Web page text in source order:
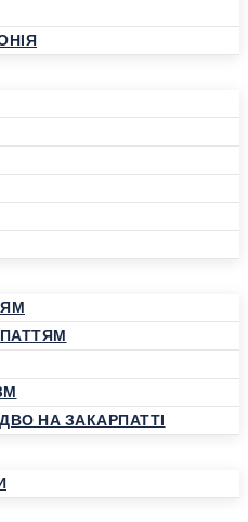
НА ЗАКАРПАТТІ